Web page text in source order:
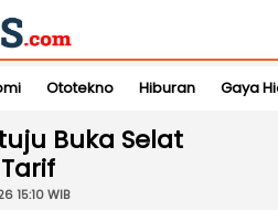
Ototekno Hiburan Gaya
Buka Selat
15:10 WIB